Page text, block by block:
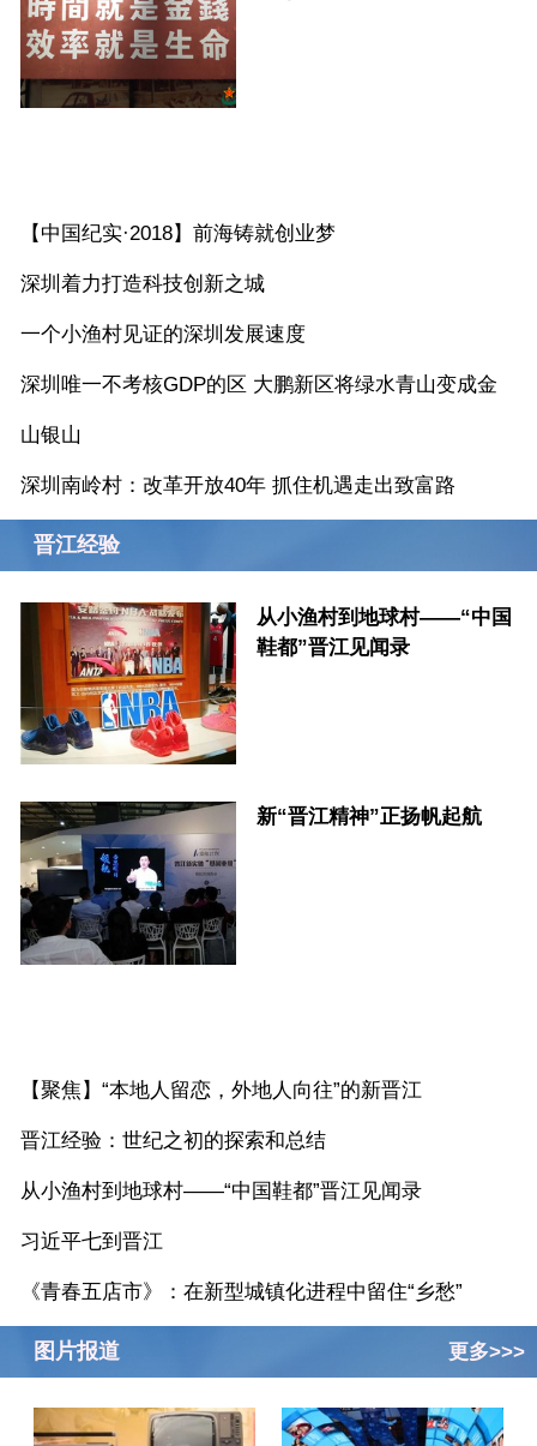
【中国纪实·2018】前海铸就创业梦
深圳着力打造科技创新之城
一个小渔村见证的深圳发展速度
深圳唯一不考核GDP的区 大鹏新区将绿水青山变成金
山银山
深圳南岭村：改革开放40年 抓住机遇走出致富路
晋江经验
从小渔村到地球村——“中国
鞋都”晋江见闻录
新“晋江精神”正扬帆起航
【聚焦】“本地人留恋，外地人向往”的新晋江
晋江经验：世纪之初的探索和总结
从小渔村到地球村——“中国鞋都”晋江见闻录
习近平七到晋江
《青春五店市》：在新型城镇化进程中留住“乡愁”
更多>>>
图片报道